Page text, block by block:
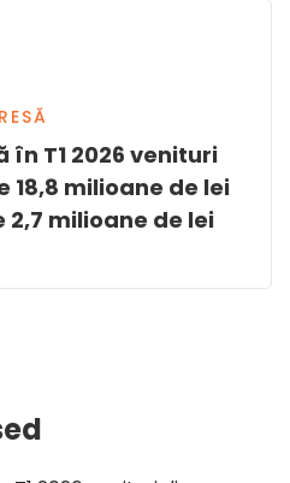
T1 2026 venituri
18,8 milioane de lei
milioane de lei